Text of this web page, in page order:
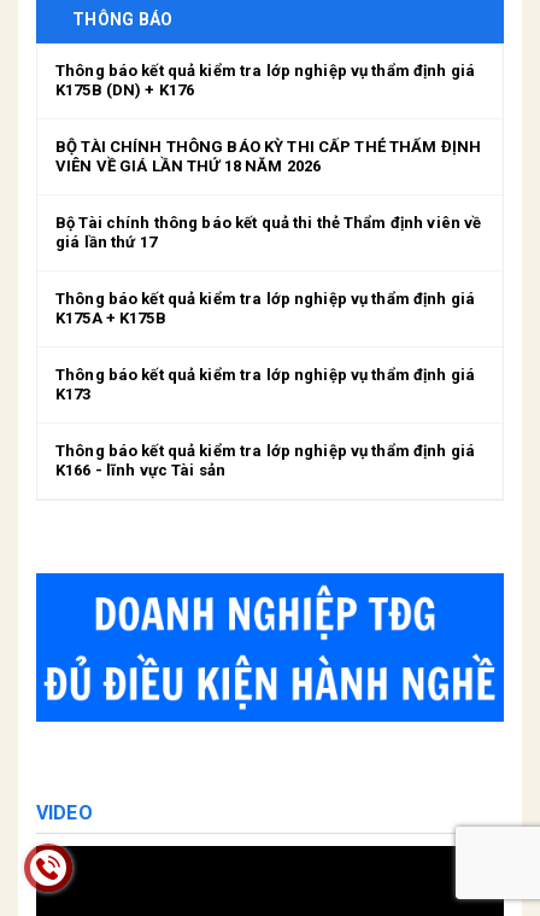
THÔNG BÁO
Thông báo kết quả kiểm tra lớp nghiệp vụ thẩm định giá
K175B (DN) + K176
BỘ TÀI CHÍNH THÔNG BÁO KỲ THI CẤP THẺ THẨM ĐỊNH
VIÊN VỀ GIÁ LẦN THỨ 18 NĂM 2026
Bộ Tài chính thông báo kết quả thi thẻ Thẩm định viên về
giá lần thứ 17
Thông báo kết quả kiểm tra lớp nghiệp vụ thẩm định giá
K175A + K175B
Thông báo kết quả kiểm tra lớp nghiệp vụ thẩm định giá
K173
Thông báo kết quả kiểm tra lớp nghiệp vụ thẩm định giá
K166 - lĩnh vực Tài sản
VIDEO